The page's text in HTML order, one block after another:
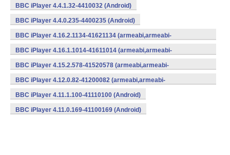
BBC iPlayer 4.4.1.32-4410032 (Android)
BBC iPlayer 4.4.0.235-4400235 (Android)
BBC iPlayer 4.16.2.1134-41621134 (armeabi,armeabi-
v7a,mips,x86) (Android)
BBC iPlayer 4.16.1.1014-41611014 (armeabi,armeabi-
v7a,mips,x86) (Android)
BBC iPlayer 4.15.2.578-41520578 (armeabi,armeabi-
v7a,mips,x86) (Android)
BBC iPlayer 4.12.0.82-41200082 (armeabi,armeabi-
v7a,mips,x86) (Android)
BBC iPlayer 4.11.1.100-41110100 (Android)
BBC iPlayer 4.11.0.169-41100169 (Android)